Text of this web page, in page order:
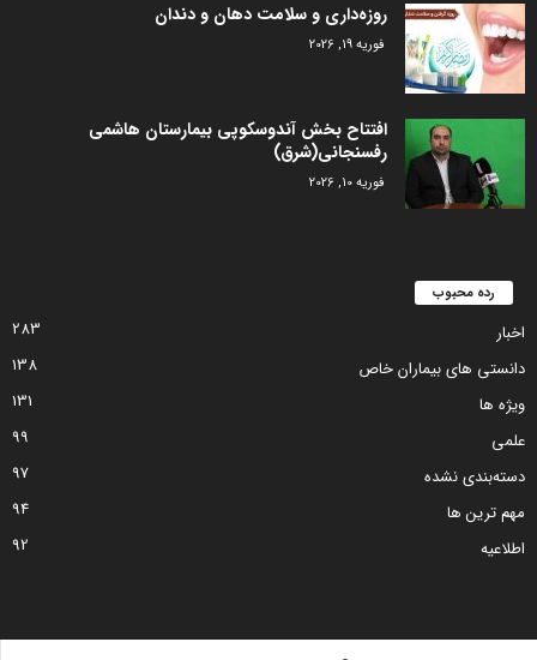
روزه‌داری و سلامت دهان و دندان
فوریه 19, 2026
افتتاح بخش آندوسکوپی بیمارستان هاشمی
رفسنجانی(شرق)
فوریه 10, 2026
رده محبوب
اخبار
283
دانستی های بیماران خاص
138
ویژه ها
131
علمی
99
دسته‌بندی نشده
97
مهم ترین ها
94
اطلاعیه
92